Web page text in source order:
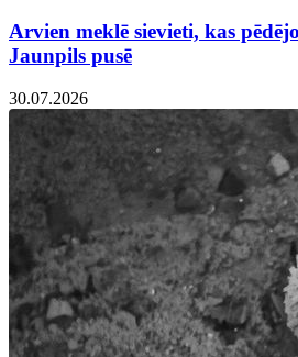
Arvien meklē sievieti, kas
Jaunpils pusē
30.07.2026